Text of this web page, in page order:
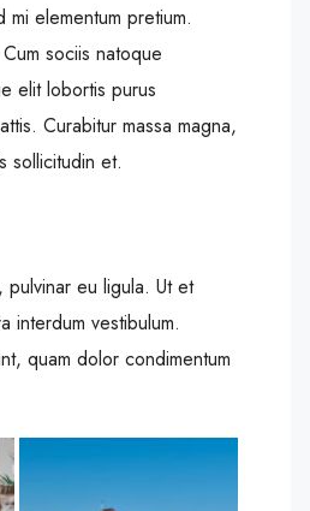
elementum pretium.
sociis natoque
elit lobortis purus
Curabitur massa magna,
sollicitudin et.
pulvinar eu ligula. Ut et
interdum vestibulum.
quam dolor condimentum